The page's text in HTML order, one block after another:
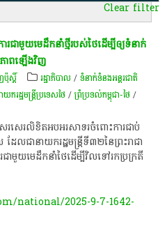
Clear filter
ាមួយ​មេដឹកនាំ​ថ្មី​របស់​ថៃ​ដើម្បី​ឲ្យ​ទំនាក់
ាពឡើង​វិញ
ប៉ុស្តិ៍ រដ្ឋាភិបាល /ទំនាក់ទំនងអន្តរជាតិ
យករដ្ឋមន្ត្រីប្រទេសថៃ /ព្រំប្រទល់កម្ពុជា-ថៃ /
សេរ​លិខិត​អបអរសាទរចំពោះការជាប់
ល​ជានាយករដ្ឋមន្ត្រីទី៣២នៃព្រះរាជា
ាមួយ​មេដឹកនាំ​ថៃ​ដើម្បី​វិល​ទៅរក​ប្រក្រតី
national/2025-9-7-1642-